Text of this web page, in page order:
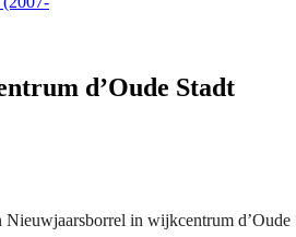
d’Oude Stadt
in wijkcentrum d’Oude